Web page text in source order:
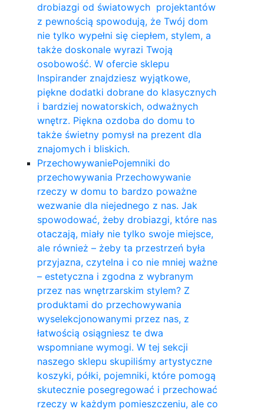
drobiazgi od światowych projektantów
z pewnością spowodują, że Twój dom
nie tylko wypełni się ciepłem, stylem, a
także doskonale wyrazi Twoją
osobowość. W ofercie sklepu
Inspirander znajdziesz wyjątkowe,
piękne dodatki dobrane do klasycznych
i bardziej nowatorskich, odważnych
wnętrz. Piękna ozdoba do domu to
także świetny pomysł na prezent dla
znajomych i bliskich.
PrzechowywaniePojemniki do
przechowywania Przechowywanie
rzeczy w domu to bardzo poważne
wezwanie dla niejednego z nas. Jak
spowodować, żeby drobiazgi, które nas
otaczają, miały nie tylko swoje miejsce,
ale również – żeby ta przestrzeń była
przyjazna, czytelna i co nie mniej ważne
– estetyczna i zgodna z wybranym
przez nas wnętrzarskim stylem? Z
produktami do przechowywania
wyselekcjonowanymi przez nas, z
łatwością osiągniesz te dwa
wspomniane wymogi. W tej sekcji
naszego sklepu skupiliśmy artystyczne
koszyki, półki, pojemniki, które pomogą
skutecznie posegregować i przechować
rzeczy w każdym pomieszczeniu, ale co